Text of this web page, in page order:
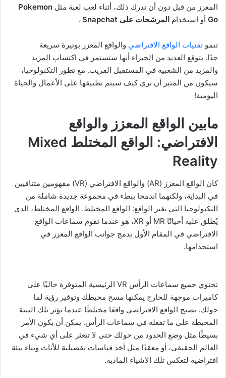
المعزز من قبل دون أن تدرك ذلك، أثناء لعب لعبة مثل Pokemon
Go أو استخدام المرشحات على Snapchat .
تنمو تقنيات الواقع الافتراضي والواقع المعزز بوتيرة سريعة
جدًا. يتوقع العديد من الخبراء أنها ستستمر في اكتساب المزيد
والمزيد من الشعبية في المستقبل القريب. مع تطور التكنولوجيا،
سيكون من المثير أن نرى كيف سيتم تطبيقها على الأعمال والحياة
اليومية!
مابين الواقع المعزز والواقع
الافتراضي: الواقع المختلط Mixed
Reality
كان الواقع المعزز (AR) والواقع الافتراضي (VR) مفهومين متنافيين
في البداية، ولكنهما اندمجا ببطء في مجموعة جديدة شاملة من
التكنولوجيا التي تغير الواقع: الواقع المختلط. الواقع المختلط، الذي
يُطلق عليه أحيانًا MR أو XR، هو عندما تقوم سماعات الواقع
الافتراضي في المقام الأول بدمج جوانب الواقع المعزز في
استخدامها.
تحتوي جميع سماعات الرأس VR الرئيسية المتوفرة حاليًا على
كاميرات موجهة للخارج يمكنها مسح محيطك وتوفير رؤية لما
حولك. يصبح الواقع الافتراضي واقعًا مختلطًا عندما تؤثر تلك البيئة
المحيطة على ما تفعله في سماعات الرأس. يمكن أن يكون الأمر
بسيطًا مثل وضع الحدود من حولك حتى لا تتعثر على أي شيء في
العالم الحقيقي، أو معقدًا مثل أخذ قياسات تفصيلية للأثاث وبناء بيئة
افتراضية لتعكس تلك الأشياء المادية.